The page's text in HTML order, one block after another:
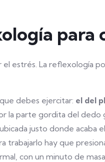
para
estrés. La reflexología
debes ejercitar: el del
la parte gordita del dedo
justo donde acaba
trabajarlo hay que
con un minuto de